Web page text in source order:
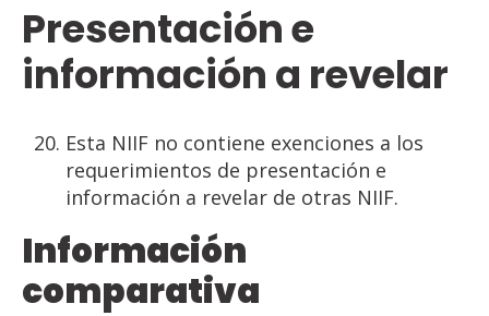
Presentacióne
información a revelar
Esta NIIF no contiene exenciones a los
requerimientos de presentación e
información a revelar de otras NIIF.
Información
comparativa